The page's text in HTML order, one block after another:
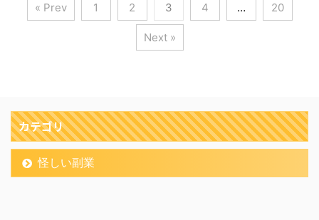
« Prev 1 2 3 4 … 20
Next »
カテゴリ
怪しい副業